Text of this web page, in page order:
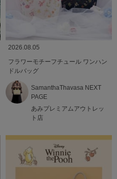
2026.08.05
フラワーモチーフチュール ワンハン
ドルバッグ
SamanthaThavasa NEXT
PAGE
あみプレミアムアウトレッ
ト店